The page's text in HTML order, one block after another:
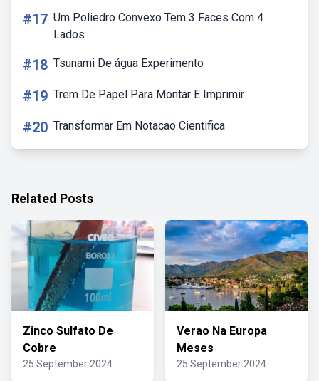
#17 Um Poliedro Convexo Tem 3 Faces Com 4
Lados
#18 Tsunami De água Experimento
#19 Trem De Papel Para Montar E Imprimir
#20 Transformar Em Notacao Cientifica
Related Posts
Zinco Sulfato De
Cobre
25 September 2024
Verao Na Europa
Meses
25 September 2024